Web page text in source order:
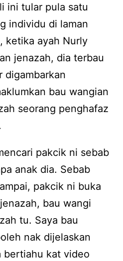
ini tular pula satu
individu di laman
ketika ayah Nurly
jenazah, dia terbau
digambarkan
bau wangian
seorang penghafaz
pakcik ni sebab
anak dia. Sebab
pakcik ni buka
bau wangi
tu. Saya bau
nak dijelaskan
bertiahu kat video